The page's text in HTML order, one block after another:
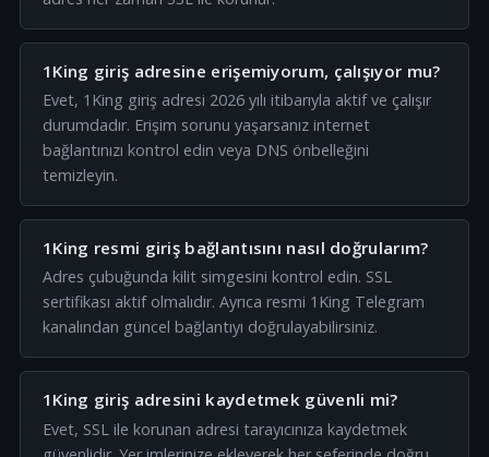
1King giriş adresine erişemiyorum, çalışıyor mu?
Evet, 1King giriş adresi 2026 yılı itibarıyla aktif ve çalışır
durumdadır. Erişim sorunu yaşarsanız internet
bağlantınızı kontrol edin veya DNS önbelleğini
temizleyin.
1King resmi giriş bağlantısını nasıl doğrularım?
Adres çubuğunda kilit simgesini kontrol edin. SSL
sertifikası aktif olmalıdır. Ayrıca resmi 1King Telegram
kanalından güncel bağlantıyı doğrulayabilirsiniz.
1King giriş adresini kaydetmek güvenli mi?
Evet, SSL ile korunan adresi tarayıcınıza kaydetmek